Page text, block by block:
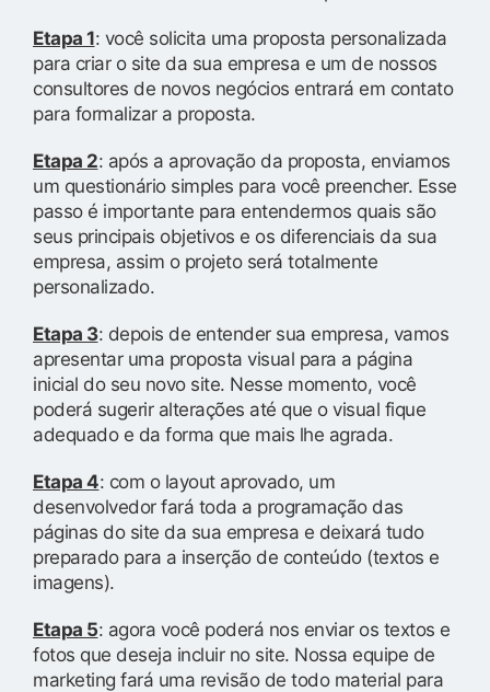
Etapa 1: você solicita uma proposta personalizada
para criar o site da sua empresa e um de nossos
consultores de novos negócios entrará em contato
para formalizar a proposta.
Etapa 2: após a aprovação da proposta, enviamos
um questionário simples para você preencher. Esse
passo é importante para entendermos quais são
seus principais objetivos e os diferenciais da sua
empresa, assim o projeto será totalmente
personalizado.
Etapa 3: depois de entender sua empresa, vamos
apresentar uma proposta visual para a página
inicial do seu novo site. Nesse momento, você
poderá sugerir alterações até que o visual fique
adequado e da forma que mais lhe agrada.
Etapa 4: com o layout aprovado, um
desenvolvedor fará toda a programação das
páginas do site da sua empresa e deixará tudo
preparado para a inserção de conteúdo (textos e
imagens).
Etapa 5: agora você poderá nos enviar os textos e
fotos que deseja incluir no site. Nossa equipe de
marketing fará uma revisão de todo material para